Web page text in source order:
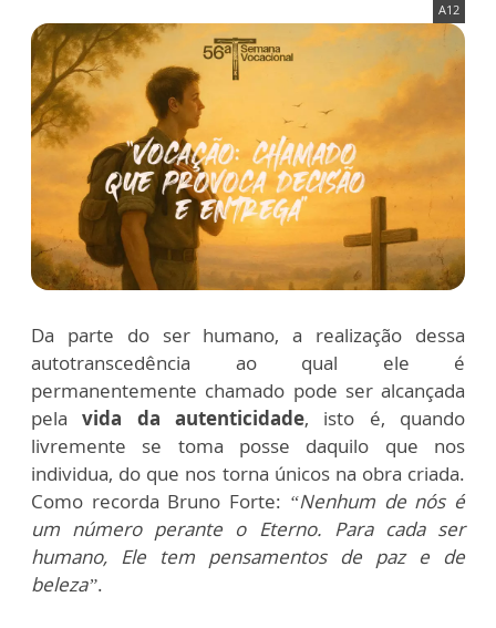
A12
Da parte do ser humano, a realização dessa
autotranscedência ao qual ele é
permanentemente chamado pode ser alcançada
pelavida da autenticidade, isto é, quando
livremente se toma posse daquilo que nos
individua, do que nos torna únicos na obra criada.
Como recorda Bruno Forte: “Nenhum de nós é
um número perante o Eterno. Para cada ser
humano, Ele tem pensamentos de paz e de
beleza”.